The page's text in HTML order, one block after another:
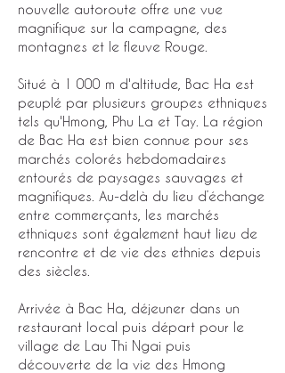
nouvelle autoroute offre une vue
magnifique sur la campagne, des
montagnes et le fleuve Rouge.
Situé à 1 000 m d'altitude, Bac Ha est
peuplé par plusieurs groupes ethniques
tels qu'Hmong, Phu La et Tay. La région
de Bac Ha est bien connue pour ses
marchés colorés hebdomadaires
entourés de paysages sauvages et
magnifiques. Au-delà du lieu d’échange
entre commerçants, les marchés
ethniques sont également haut lieu de
rencontre et de vie des ethnies depuis
des siècles.
Arrivée à Bac Ha, déjeuner dans un
restaurant local puis départ pour le
village de Lau Thi Ngai puis
découverte de la vie des Hmong